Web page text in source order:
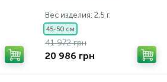
Вес изделия: 2,5 г.
45-50 см
41 972 грн
20 986 грн